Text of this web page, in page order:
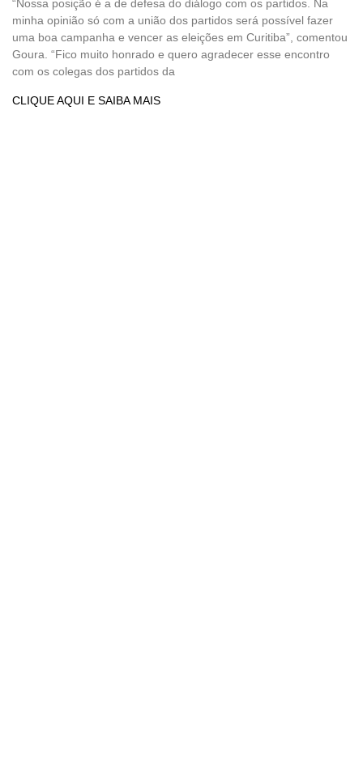
“Nossa posição é a de defesa do diálogo com os partidos. Na
minha opinião só com a união dos partidos será possível fazer
uma boa campanha e vencer as eleições em Curitiba”, comentou
Goura. “Fico muito honrado e quero agradecer esse encontro
com os colegas dos partidos da
CLIQUE AQUI E SAIBA MAIS